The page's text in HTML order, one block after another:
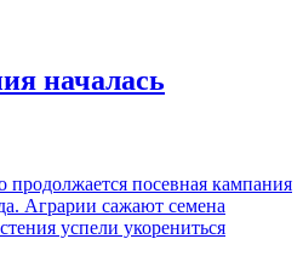
началась
продолжается посевная кампания
Аграрии сажают семена
успели укорениться